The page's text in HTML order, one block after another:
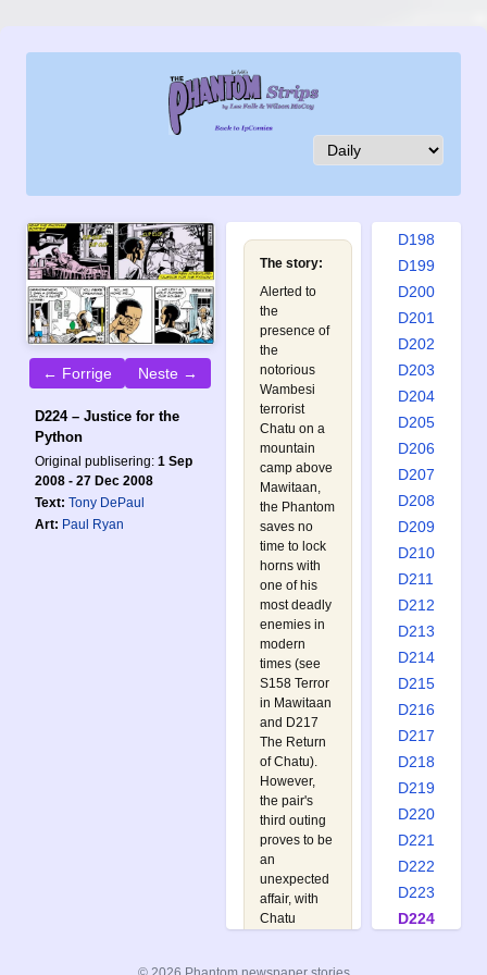
← Forrige Neste →
D224 – Justice for the
Python
Original publisering: 1 Sep
2008 - 27 Dec 2008
Text: Tony DePaul
Art: Paul Ryan
The story:
Alerted to
the
presence of
the
notorious
Wambesi
terrorist
Chatu on a
mountain
camp above
Mawitaan,
the Phantom
saves no
time to lock
horns with
one of his
most deadly
enemies in
modern
times (see
S158 Terror
in Mawitaan
and D217
The Return
of Chatu).
However,
the pair's
third outing
proves to be
an
unexpected
affair, with
Chatu
D191
D194
D198
D199
D200
D201
D202
D203
D204
D205
D206
D207
D208
D209
D210
D211
D212
D213
D214
D215
D216
D217
D218
D219
D220
D221
D222
D223
D224